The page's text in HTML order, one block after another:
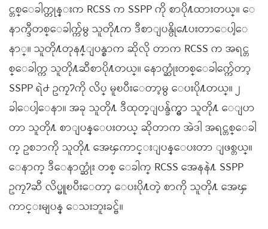
င္တစ္ေခါက္တုန္းက RCSS က SSPP ကို စာပို႔ထားတယ္။ ေ
နာက္ဒီတစ္ေခါက္က်မွ သူတို႔က ဒီစာျပန္ပို႔ေပးတာေပါ့ေ
နာ္။ သူတို႔တုန႔္ျပန္စာက ဆိုလို တာက RCSS က အရင္တ
စ္ေခါက္က သူတို႔ဆီစာပို႔တယ္။ ေနာက္ဆုံးတစ္ေခါက္က်ေတာ့
SSPP ရဲ႕ ဥကၠ႒ကို လိပ္ မူၿပီးေတာ့မွ ေပးပို႔တယ္။ ၂
ခါေပါ့ေနာ။ အခု သူတို႔ ဒီထုတ္ျပန္ခ်က္မွာ သူတို႔ ေျပာ
တာ သူတို႔ စာျပန္ေပးတယ္ ဆိုတာက အဲဒါ အရင္တစ္ေခါ
က္ ဥစၥာကို သူတို႔ အေၾကာင္းျပန္ေပးတာ ျဖစ္တယ္။
ေနာက္ ဒီေနာက္ဆုံး တစ္ ေခါက္ RCSS အေနနဲ႔ SSPP
ဥကၠ႒ဆီ လိပ္မူၿပီးေတာ့ ေပးပို႔တဲ့ စာကို သူတို႔ အေၾ
ကာင္းမျပန္ ေသးဘူးခင္ဗ်။